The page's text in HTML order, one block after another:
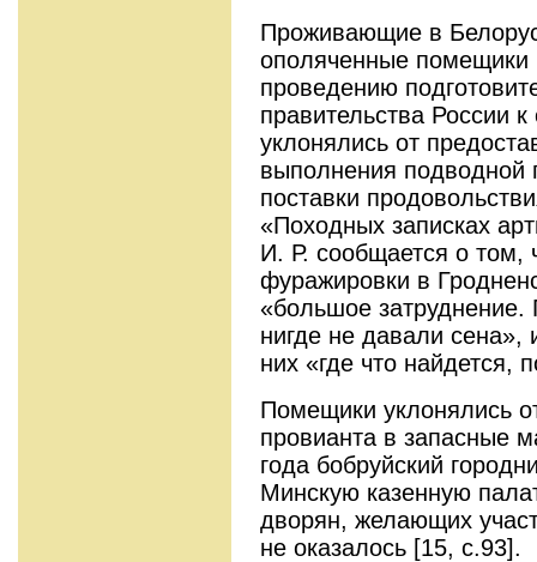
Проживающие в
ополяченные помещики
проведению
правительства России
уклонялись от
выполнения подводной
поставки
«Походных записках
И. Р. сообщается о том,
фуражировки в
«большое
нигде не давали сена»,
них «где что найдется,
Помещики уклонялись
провианта в запасные
года бобруйский
Минскую казенную
дворян, желающих
не оказалось [15, с.93].